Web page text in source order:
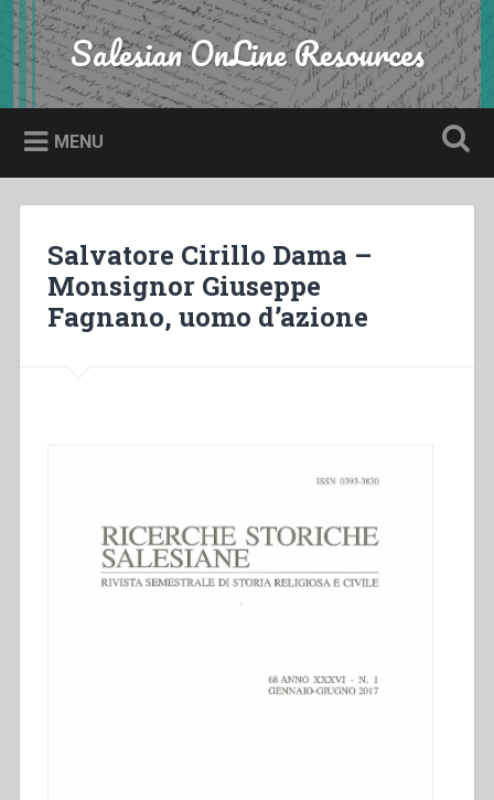
Skip
to
content
Search Salesian OnLine Resources
MENU
Salvatore Cirillo Dama –
Monsignor Giuseppe
Fagnano, uomo d’azione